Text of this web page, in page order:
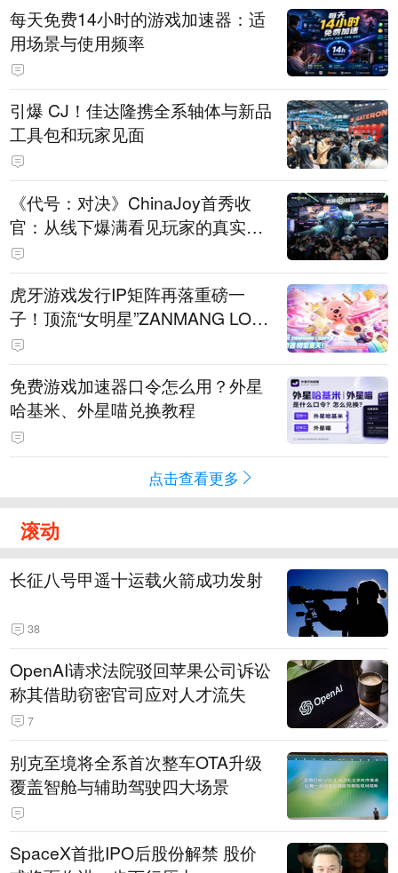
每天免费14小时的游戏加速器：适
用场景与使用频率
引爆 CJ！佳达隆携全系轴体与新品
工具包和玩家见面
《代号：对决》ChinaJoy首秀收
官：从线下爆满看见玩家的真实期
待
虎牙游戏发行IP矩阵再落重磅一
子！顶流“女明星”ZANMANG LOO
PY 正版3D消除手游《消消奇遇》
惊喜曝光
免费游戏加速器口令怎么用？外星
哈基米、外星喵兑换教程
点击查看更多
滚动
长征八号甲遥十运载火箭成功发射
38
OpenAI请求法院驳回苹果公司诉讼
称其借助窃密官司应对人才流失
7
别克至境将全系首次整车OTA升级
覆盖智舱与辅助驾驶四大场景
SpaceX首批IPO后股份解禁 股价